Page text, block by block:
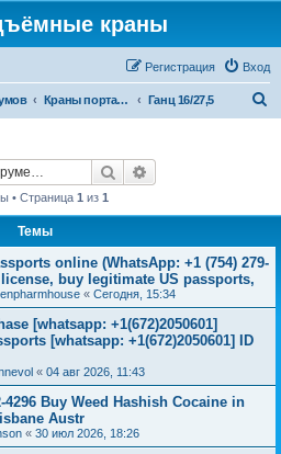
краны
Вход
Регистрация
Краны портальные Ганц 16/27,5
Поиск
• Страница 1 из 1
Темы
online (WhatsApp: +1 (754) 279-
buy legitimate US passports,
« Сегодня, 15:34
[whatsapp: +1(672)2050601]
[whatsapp: +1(672)2050601] ID
« 04 авг 2026, 11:43
4296 Buy Weed Hashish Cocaine in
Austr
« 30 июл 2026, 18:26